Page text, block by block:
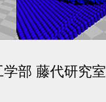
部 藤代研究室